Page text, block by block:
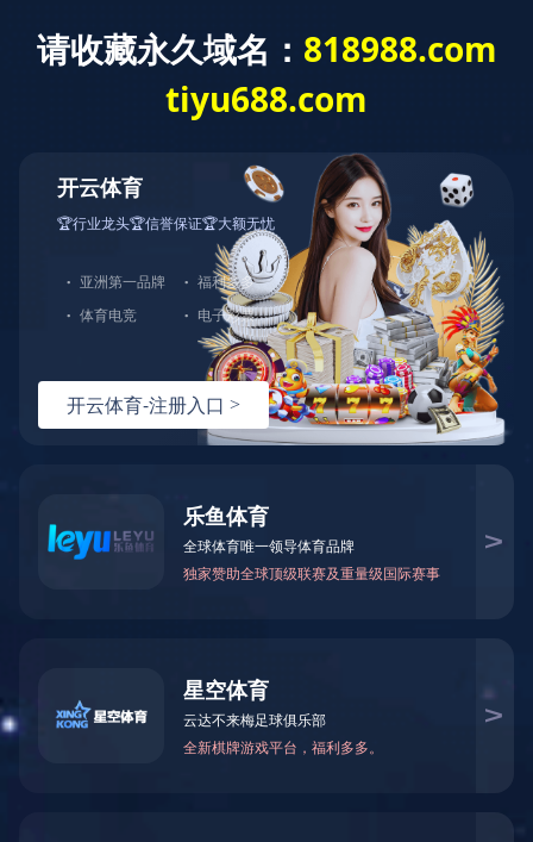
党群建设>党建活动
党建活动 党风廉政 职工之家 水漾青春
作者：小编 更新时间：2020-07-21 11:22:12 点击数：